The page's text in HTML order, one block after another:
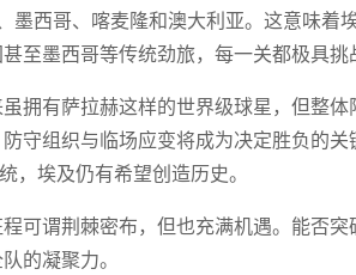
墨西哥、喀麦隆和澳大利亚。这意味着
至墨西哥等传统劲旅，每一关都极具挑
拥有萨拉赫这样的世界级球星，但整
守组织与临场应变将成为决定胜负的
，埃及仍有希望创造历史。
可谓荆棘密布，但也充满机遇。能否
的凝聚力。